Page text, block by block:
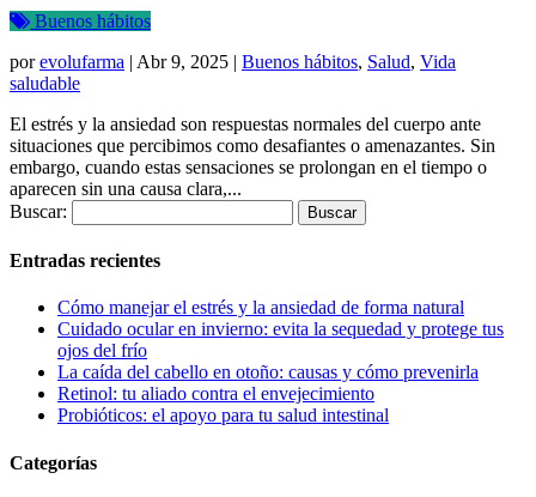
Buenos hábitos
porevolufarma | Abr 9, 2025 | Buenos hábitos, Salud, Vida
saludable
El estrés y la ansiedad son respuestas normales del cuerpo ante
situaciones que percibimos como desafiantes o amenazantes. Sin
embargo, cuando estas sensaciones se prolongan en el tiempo o
aparecen sin una causa clara,...
Buscar:
Entradas recientes
Cómo manejar el estrés y la ansiedad de forma natural
Cuidado ocular en invierno: evita la sequedad y protege tus
ojos del frío
La caída del cabello en otoño: causas y cómo prevenirla
Retinol: tu aliado contra el envejecimiento
Probióticos: el apoyo para tu salud intestinal
Categorías